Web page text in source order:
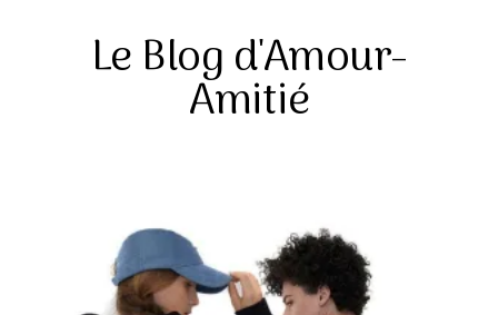
Le Blog d'Amour-
Amitié